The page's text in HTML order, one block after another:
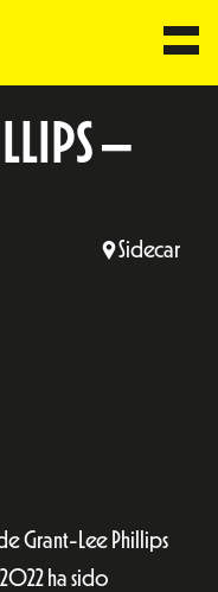
–
Sidecar
Grant-Lee Phillips
ha sido